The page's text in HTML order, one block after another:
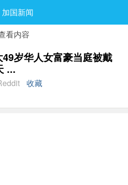
最新发表
加国新闻
看内容
岁华人女富豪当庭被戴
...
收藏